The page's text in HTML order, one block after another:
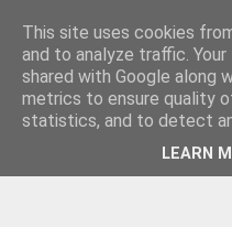
This site uses cookies
and to analyze traffic.
shared with Google along
metrics to ensure quality
statistics, and to detect
LEARN